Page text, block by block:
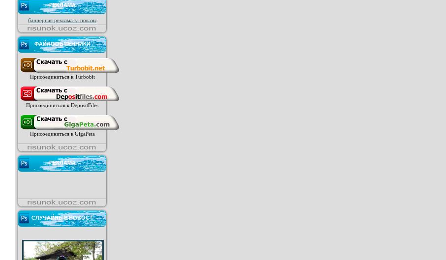
РЕКЛАМА
баннерная реклама за показы
ФАЙЛООБМЕННИКИ
Присоединиться к Turbobit
Присоединиться к DepositFiles
Присоединиться к GigaPeta
РЕКЛАМА
СЛУЧАЙНЫЕ НОВОСТ